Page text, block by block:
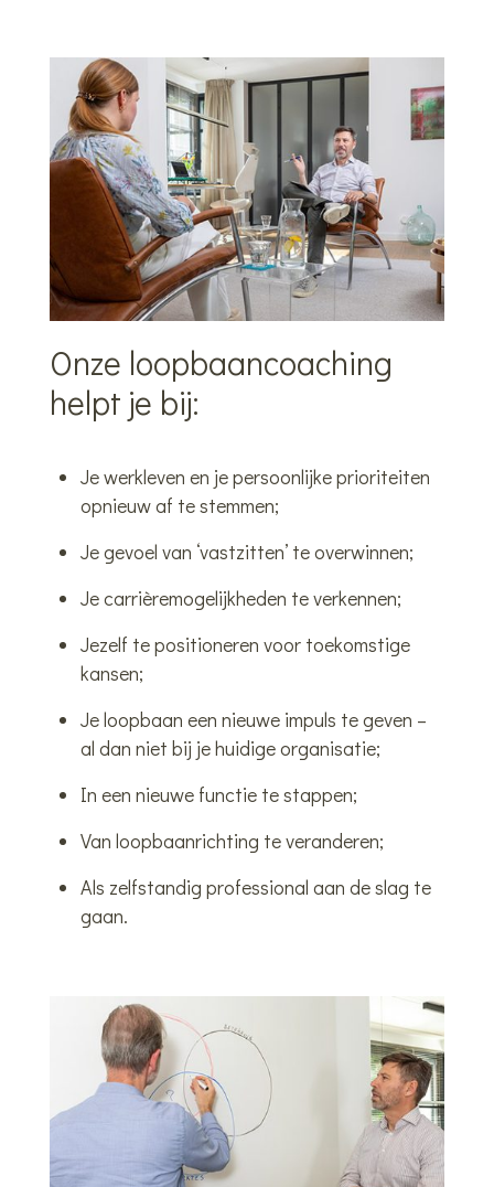
Onze loopbaancoaching
helpt je bij:
Je werkleven en je persoonlijke prioriteiten
opnieuw af te stemmen;
Je gevoel van ‘vastzitten’ te overwinnen;
Je carrièremogelijkheden te verkennen;
Jezelf te positioneren voor toekomstige
kansen;
Je loopbaan een nieuwe impuls te geven –
al dan niet bij je huidige organisatie;
In een nieuwe functie te stappen;
Van loopbaanrichting te veranderen;
Als zelfstandig professional aan de slag te
gaan.